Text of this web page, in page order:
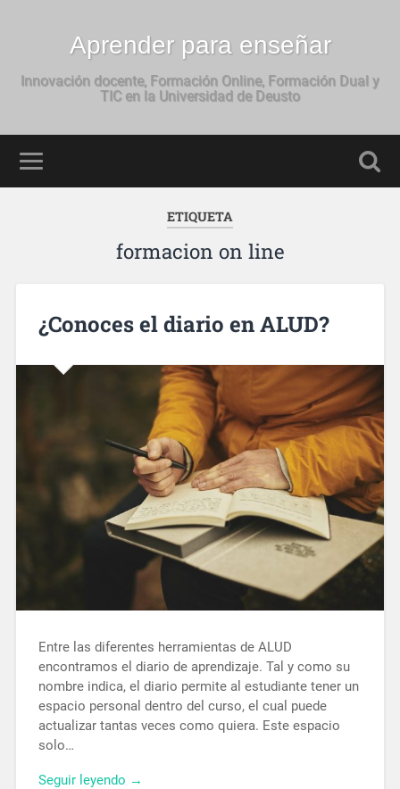
Aprender para enseñar
Innovación docente, Formación Online, Formación Dual y
TIC en la Universidad de Deusto
ETIQUETA
formacion on line
¿Conoces el diario en ALUD?
Entre las diferentes herramientas de ALUD
encontramos el diario de aprendizaje. Tal y como su
nombre indica, el diario permite al estudiante tener un
espacio personal dentro del curso, el cual puede
actualizar tantas veces como quiera. Este espacio
solo…
Seguir leyendo →